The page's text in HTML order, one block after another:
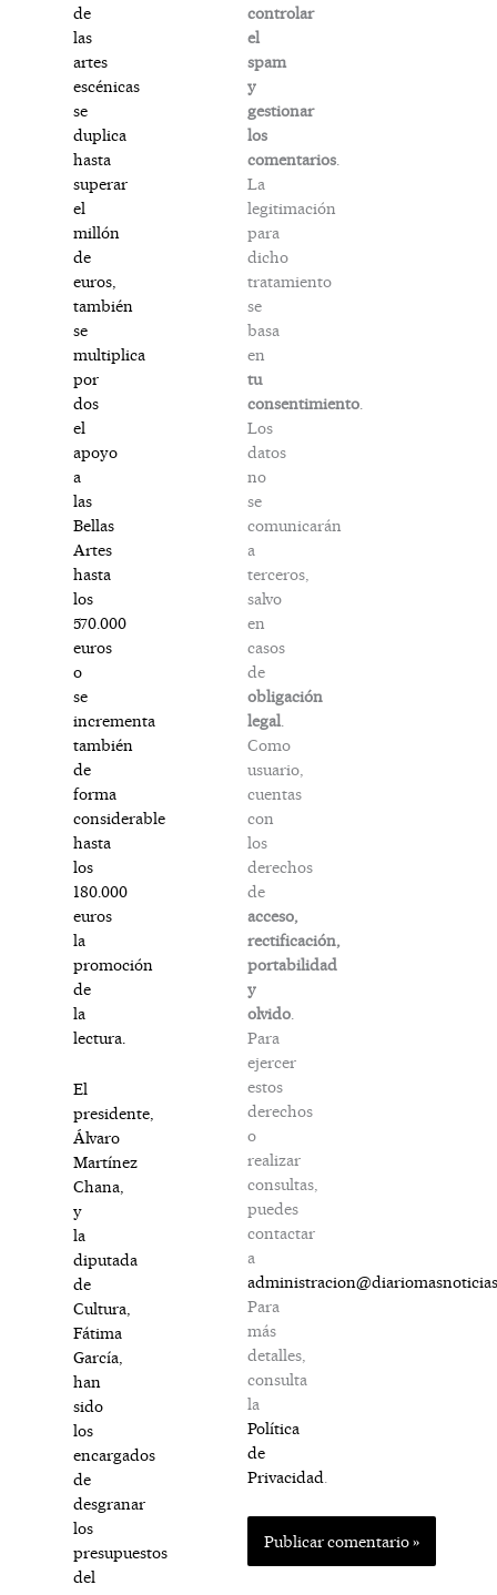
de
las
artes
escénicas
se
duplica
hasta
superar
el
millón
de
euros,
también
se
multiplica
por
dos
el
apoyo
a
las
Bellas
Artes
hasta
los
570.000
euros
o
se
incrementa
también
de
forma
considerable
hasta
los
180.000
euros
la
promoción
de
la
lectura.
El
presidente,
Álvaro
Martínez
Chana,
y
la
diputada
de
Cultura,
Fátima
García,
han
sido
los
encargados
de
desgranar
los
presupuestos
del
controlar
el
spam
y
gestionar
los
comentarios
La
legitimación
para
dicho
tratamiento
se
basa
en
tu
consentimiento
Los
datos
no
se
comunicarán
a
terceros,
salvo
en
casos
de
obligación
legal
Como
usuario,
cuentas
con
los
derechos
de
acceso,
rectificación,
portabilidad
y
olvido
Para
ejercer
estos
derechos
o
realizar
consultas,
puedes
contactar
a
Para
más
detalles,
consulta
la
Política
de
Privacidad